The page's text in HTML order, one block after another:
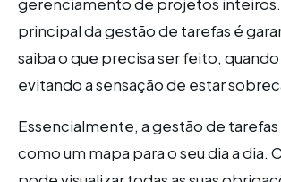
gerenciamento de projetos
principal da gestão de tarefas é
saiba o que precisa ser feito,
evitando a sensação de estar
Essencialmente, a gestão de
como um mapa para o seu dia a dia.